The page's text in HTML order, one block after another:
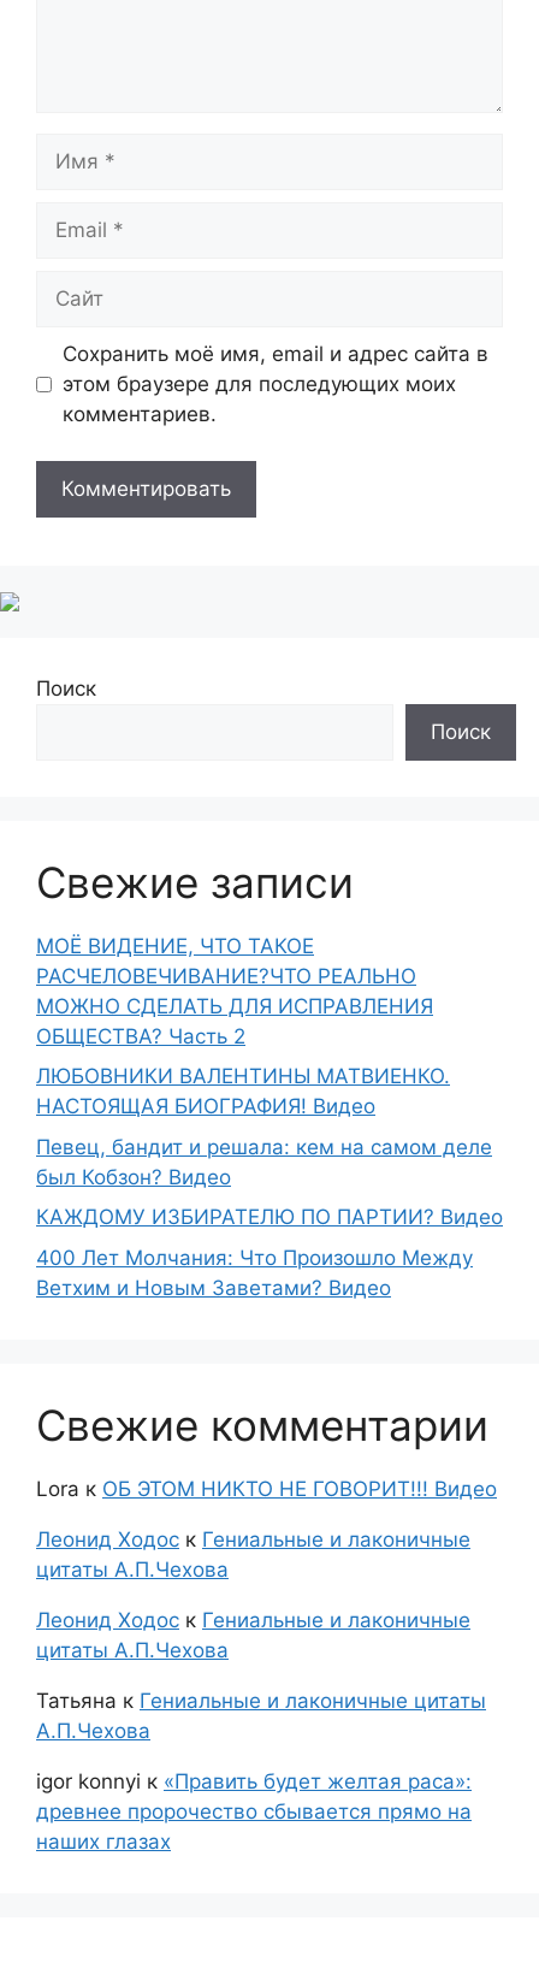
Имя
Email
Сайт
Сохранить моё имя, email и адрес сайта в
этом браузере для последующих моих
комментариев.
Поиск
Поиск
Свежие записи
МОЁ ВИДЕНИЕ, ЧТО ТАКОЕ
РАСЧЕЛОВЕЧИВАНИЕ?ЧТО РЕАЛЬНО
МОЖНО СДЕЛАТЬ ДЛЯ ИСПРАВЛЕНИЯ
ОБЩЕСТВА? Часть 2
ЛЮБОВНИКИ ВАЛЕНТИНЫ МАТВИЕНКО.
НАСТОЯЩАЯ БИОГРАФИЯ! Видео
Певец, бандит и решала: кем на самом деле
был Кобзон? Видео
КАЖДОМУ ИЗБИРАТЕЛЮ ПО ПАРТИИ? Видео
400 Лет Молчания: Что Произошло Между
Ветхим и Новым Заветами? Видео
Свежие комментарии
Lora к ОБ ЭТОМ НИКТО НЕ ГОВОРИТ!!! Видео
Леонид Ходос к Гениальные и лаконичные
цитаты А.П.Чехова
Леонид Ходос к Гениальные и лаконичные
цитаты А.П.Чехова
Татьяна к Гениальные и лаконичные цитаты
А.П.Чехова
igor konnyi к «Править будет желтая раса»:
древнее пророчество сбывается прямо на
наших глазах